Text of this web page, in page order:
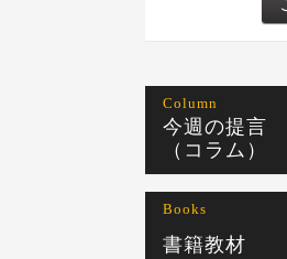
Column
今週の提言
（コラム）
Books
書籍教材